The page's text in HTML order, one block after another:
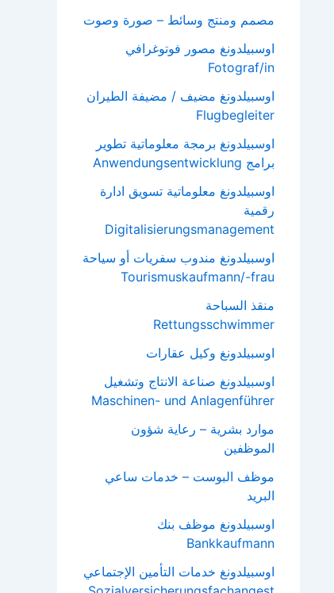
مصمم ومنتج وسائط – صورة وصوت
اوسبيلدونغ مصور فوتوغرافي
Fotograf/in
اوسبيلدونغ مضيف / مضيفة الطيران
Flugbegleiter
اوسبيلدونغ برمجة معلوماتية تطوير
برامج Anwendungsentwicklung
اوسبيلدونغ معلوماتية تسويق ادارة
رقمية
Digitalisierungsmanagement
اوسبيلدونغ مندوب سفريات أو سياحة
Tourismuskaufmann/-frau
منقذ السباحة
Rettungsschwimmer
اوسبيلدونغ وكيل عقارات
اوسبيلدونغ صناعة الانتاج وتشغيل
Maschinen- und Anlagenführer
موارد بشرية – رعاية شؤون
الموظفين
موظف البوست – خدمات ساعي
البريد
اوسبيلدونغ موظف بنك
Bankkaufmann
اوسبيلدونغ خدمات التأمين الإجتماعي